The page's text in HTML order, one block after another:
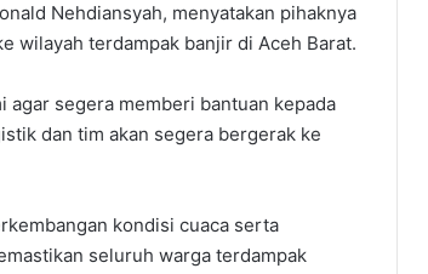
Nehdiansyah, menyatakan pihaknya
wilayah terdampak banjir di Aceh Barat.
agar segera memberi bantuan kepada
dan tim akan segera bergerak ke
kondisi cuaca serta
seluruh warga terdampak